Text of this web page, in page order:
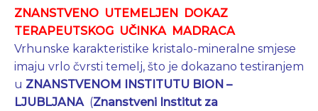
ZNANSTVENO UTEMELJEN DOKAZ
TERAPEUTSKOG UČINKA MADRACA
Vrhunske karakteristike kristalo-mineralne smjese
imaju vrlo čvrsti temelj, što je dokazano testiranjem
u ZNANSTVENOM INSTITUTU BION –
LJUBLJANA (Znanstveni Institut za